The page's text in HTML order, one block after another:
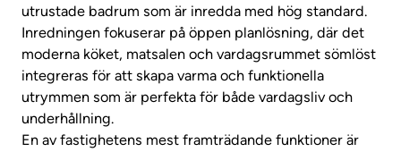
utrustade badrum som är inredda med hög standard.
Inredningen fokuserar på öppen planlösning, där det
moderna köket, matsalen och vardagsrummet sömlöst
integreras för att skapa varma och funktionella
utrymmen som är perfekta för både vardagsliv och
underhållning.
En av fastighetens mest framträdande funktioner är